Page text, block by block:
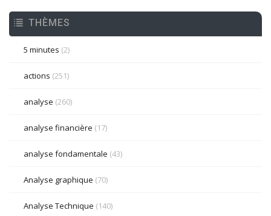
THÈMES
5 minutes (2)
actions (251)
analyse (260)
analyse financière (17)
analyse fondamentale (43)
Analyse graphique (70)
Analyse Technique (140)